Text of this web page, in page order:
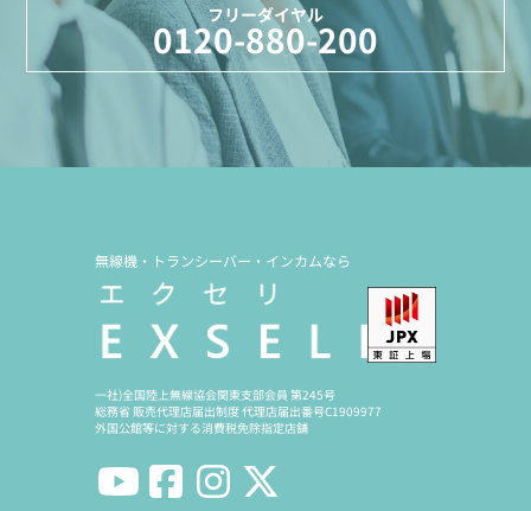
フリーダイヤル
0120-880-200
無線機・トランシーバー・インカムなら
一社)全国陸上無線協会関東支部会員 第245号
総務省 販売代理店届出制度 代理店届出番号C1909977
外国公館等に対する消費税免除指定店舗